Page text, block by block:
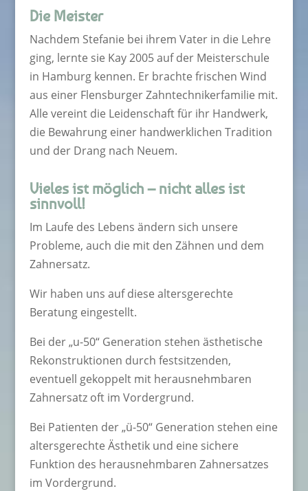
Die Meister
Nachdem Stefanie bei ihrem Vater in die Lehre
ging, lernte sie Kay 2005 auf der Meisterschule
in Hamburg kennen. Er brachte frischen Wind
aus einer Flensburger Zahntechnikerfamilie mit.
Alle vereint die Leidenschaft für ihr Handwerk,
die Bewahrung einer handwerklichen Tradition
und der Drang nach Neuem.
Vieles ist möglich – nicht alles ist
sinnvoll!
Im Laufe des Lebens ändern sich unsere
Probleme, auch die mit den Zähnen und dem
Zahnersatz.
Wir haben uns auf diese altersgerechte
Beratung eingestellt.
Bei der „u-50“ Generation stehen ästhetische
Rekonstruktionen durch festsitzenden,
eventuell gekoppelt mit herausnehmbaren
Zahnersatz oft im Vordergrund.
Bei Patienten der „ü-50“ Generation stehen eine
altersgerechte Ästhetik und eine sichere
Funktion des herausnehmbaren Zahnersatzes
im Vordergrund.